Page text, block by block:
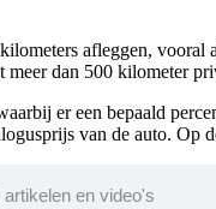
afleggen,
meer dan 500 kilometer
er een bepaald
van de auto. Op